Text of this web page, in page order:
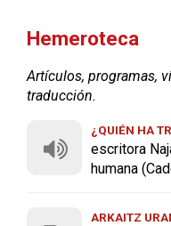
Hemeroteca
Artículos, programas,
traducción.
¿QUIÉN HA
escritora
humana
ARKAITZ